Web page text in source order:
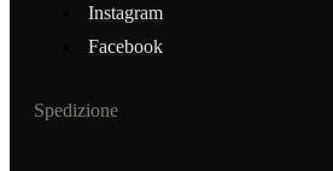
Instagram
Facebook
Spedizione